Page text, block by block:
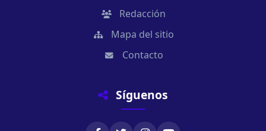
Redacción
Mapa del sitio
Contacto
Síguenos